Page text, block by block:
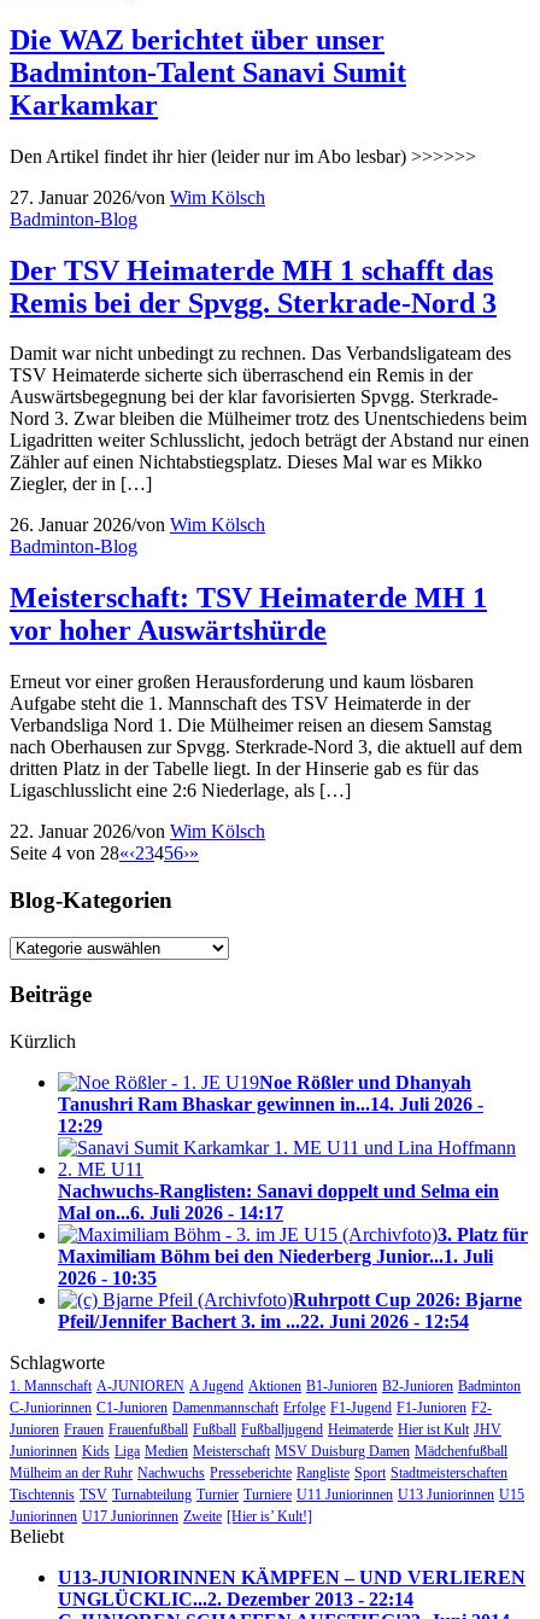
Die WAZ berichtet über unser
Badminton-Talent Sanavi Sumit
Karkamkar
Den Artikel findet ihr hier (leider nur im Abo lesbar) >>>>>>
27. Januar 2026/von Wim Kölsch
Badminton-Blog
Der TSV Heimaterde MH 1 schafft das
Remis bei der Spvgg. Sterkrade-Nord 3
Damit war nicht unbedingt zu rechnen. Das Verbandsligateam des
TSV Heimaterde sicherte sich überraschend ein Remis in der
Auswärtsbegegnung bei der klar favorisierten Spvgg. Sterkrade-
Nord 3. Zwar bleiben die Mülheimer trotz des Unentschiedens beim
Ligadritten weiter Schlusslicht, jedoch beträgt der Abstand nur einen
Zähler auf einen Nichtabstiegsplatz. Dieses Mal war es Mikko
Ziegler, der in […]
26. Januar 2026/von Wim Kölsch
Badminton-Blog
Meisterschaft: TSV Heimaterde MH 1
vor hoher Auswärtshürde
Erneut vor einer großen Herausforderung und kaum lösbaren
Aufgabe steht die 1. Mannschaft des TSV Heimaterde in der
Verbandsliga Nord 1. Die Mülheimer reisen an diesem Samstag
nach Oberhausen zur Spvgg. Sterkrade-Nord 3, die aktuell auf dem
dritten Platz in der Tabelle liegt. In der Hinserie gab es für das
Ligaschlusslicht eine 2:6 Niederlage, als […]
22. Januar 2026/von Wim Kölsch
Seite 4 von 28«‹23456›»
Blog-Kategorien
Blog-
Beiträge
Kürzlich
Noe Rößler und Dhanyah
Tanushri Ram Bhaskar gewinnen in...14. Juli 2026 -
12:29
Nachwuchs-Ranglisten: Sanavi doppelt und Selma ein
Mal on...6. Juli 2026 - 14:17
3. Platz für
Maximiliam Böhm bei den Niederberg Junior...1. Juli
2026 - 10:35
Ruhrpott Cup 2026: Bjarne
Pfeil/Jennifer Bachert 3. im ...22. Juni 2026 - 12:54
Schlagworte
1. Mannschaft A-JUNIOREN A Jugend Aktionen B1-Junioren B2-Junioren Badminton
C-Juniorinnen C1-Junioren Damenmannschaft Erfolge F1-Jugend F1-Junioren F2-
Junioren Frauen Frauenfußball Fußball Fußballjugend Heimaterde Hier ist Kult JHV
Juniorinnen Kids Liga Medien Meisterschaft MSV Duisburg Damen Mädchenfußball
Mülheim an der Ruhr Nachwuchs Presseberichte Rangliste Sport Stadtmeisterschaften
Tischtennis TSV Turnabteilung Turnier Turniere U11 Juniorinnen U13 Juniorinnen U15
Juniorinnen U17 Juniorinnen Zweite [Hier is’ Kult!]
Beliebt
U13-JUNIORINNEN KÄMPFEN – UND VERLIEREN
UNGLÜCKLIC...2. Dezember 2013 - 22:14